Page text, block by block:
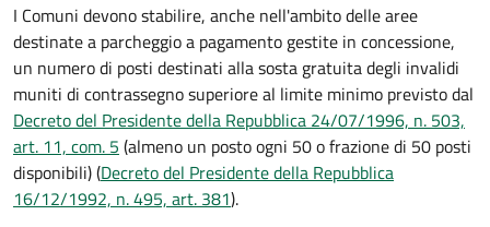
I Comuni devono stabilire, anche nell'ambito delle aree
destinate a parcheggio a pagamento gestite in concessione,
un numero di posti destinati alla sosta gratuita degli invalidi
muniti di contrassegno superiore al limite minimo previsto dal
Decreto del Presidente della Repubblica 24/07/1996, n. 503,
art. 11, com. 5 (almeno un posto ogni 50 o frazione di 50 posti
disponibili) (Decreto del Presidente della Repubblica
16/12/1992, n. 495, art. 381).